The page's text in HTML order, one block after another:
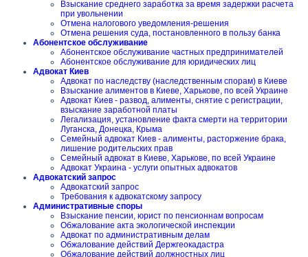
Взыскание среднего заработка за время задержки расчета
при увольнении
Отмена налогового уведомления-решения
Отмена решения суда, постановленного в пользу банка
Абонентское обслуживание
Абонентское обслуживание частных предпринимателей
Абонентское обслуживание для юридических лиц
Адвокат Киев
Адвокат по наследству (наследственным спорам) в Киеве
Взыскание алиментов в Киеве, Харькове, по всей Украине
Адвокат Киев - развод, алименты, снятие с регистрации,
взыскание заработной платы
Легализация, установление факта смерти на территории
Луганска, Донецка, Крыма
Семейный адвокат Киев - алименты, расторжение брака,
лишение родительских прав
Семейный адвокат в Киеве, Харькове, по всей Украине
Адвокат Украина - услуги опытных адвокатов
Адвокатский запрос
Адвокатский запрос
Требования к адвокатскому запросу
Административные споры
Взыскание пенсии, юрист по пенсионнам вопросам
Обжалование акта экологической инспекции
Адвокат по административным делам
Обжалование действий Держгеокадастра
Обжалование действий должностных лиц